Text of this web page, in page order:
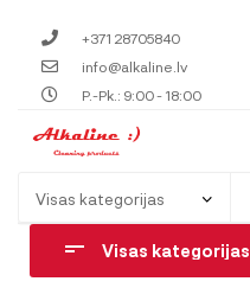
+371 28705840
info@alkaline.lv
P.-Pk.: 9:00 - 18:00
Visas kategorijas